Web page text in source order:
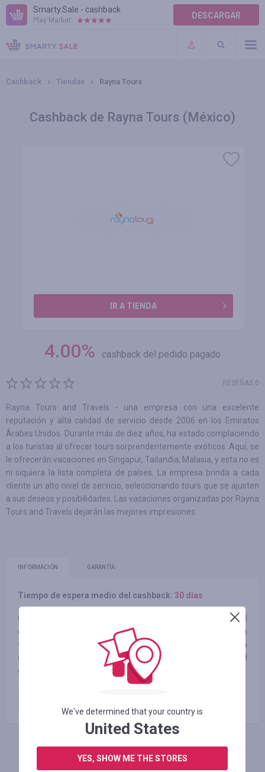
Smarty.Sale - cashback
Play Market: DESCARGAR
AYUDA
TÉRMINOS DE USO
Cashback Tiendas Rayna Tours
Cashback de Rayna Tours (México)
IR A TIENDA
4.00% cashback del pedido pagado
RESEÑAS 0
Rayna Tours and Travels - una empresa con una excelente
reputación y alta calidad de servicio desde 2006 en los Emiratos
Árabes Unidos. Durante más de diez años, ha estado complaciendo
a los turistas al ofrecer tours sorprendentemente exóticos. Aquí, se
le ofrecerán vacaciones en Singapur, Tailandia, Malasia, y esta no es
ni siquiera la lista completa de países. La empresa brinda a cada
cliente un alto nivel de servicio, seleccionando tours que se ajusten
a sus deseos y posibilidades. Las vacaciones organizadas por Rayna
Tours and Travels dejarán las mejores impresiones.
INFORMACIÓN GARANTÍA
Tiempo de espera medio del cashback: 30 días
Gracias al entusiasmo, dedicación y trabajo duro de todo el
equipo de Rayna, la compañía es considerada pionera en la
tendencia del segmento de viajes y turismo. No importa a
dónde desees ir, Rayna garantiza seguridad y comodidad
durante toda tu estancia.
INICIE SESIÓN PARA DEJAR UNA RESEÑA
We've determined that your country is
United States
YES, SHOW ME THE STORES